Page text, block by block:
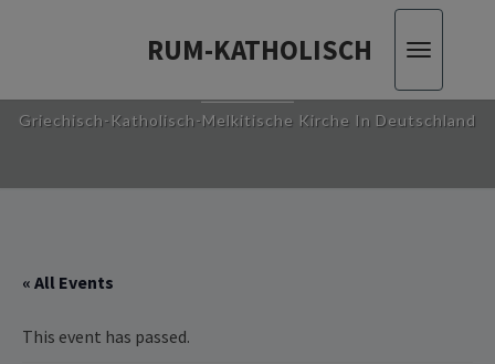
RUM-KATHOLISCH
Toggle
RUM-KATHOLISCH
Griechisch-Katholisch-Melkitische Kirche In Deutschland
« All Events
This event has passed.